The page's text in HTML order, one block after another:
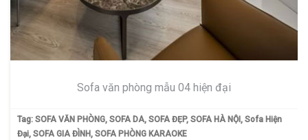
Sofa văn phòng mẫu 04 hiện đại
Tag: SOFA VĂN PHÒNG, SOFA DA, SOFA ĐẸP, SOFA HÀ NỘI , Sofa Hiện
Đại, SOFA GIA ĐÌNH, SOFA PHÒNG KARAOKE